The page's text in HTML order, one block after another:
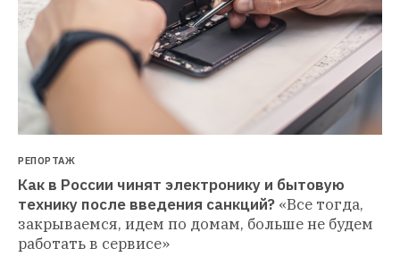
РЕПОРТАЖ
Как в России чинят электронику и бытовую
технику после введения санкций? «Все тогда,
закрываемся, идем по домам, больше не будем
работать в сервисе»